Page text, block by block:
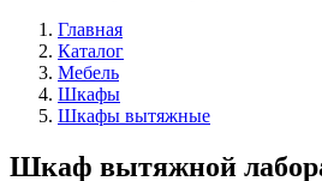
Главная
Каталог
Мебель
Шкафы
Шкафы вытяжные
Шкаф вытяжной